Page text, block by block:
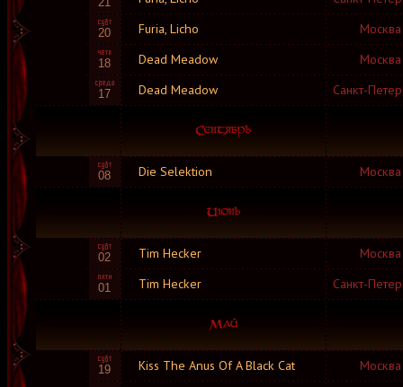
21
20 Furia, Licho Москва
18 Dead Meadow Москва
17 Dead Meadow Санкт-
08 Die Selektion Москва
02 Tim Hecker Москва
01 Tim Hecker Санкт-
19 Kiss The Anus Of A Black Cat Москва